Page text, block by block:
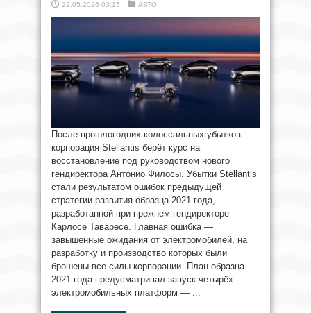
22.05.2026 03:15 АВТО
После прошлогодних колоссальных убытков
корпорация Stellantis берёт курс на
восстановление под руководством нового
гендиректора Антонио Филосы. Убытки Stellantis
стали результатом ошибок предыдущей
стратегии развития образца 2021 года,
разработанной при прежнем гендиректоре
Карлосе Таваресе. Главная ошибка —
завышенные ожидания от электромобилей, на
разработку и производство которых были
брошены все силы корпорации. План образца
2021 года предусматривал запуск четырёх
электромобильных платформ — ...